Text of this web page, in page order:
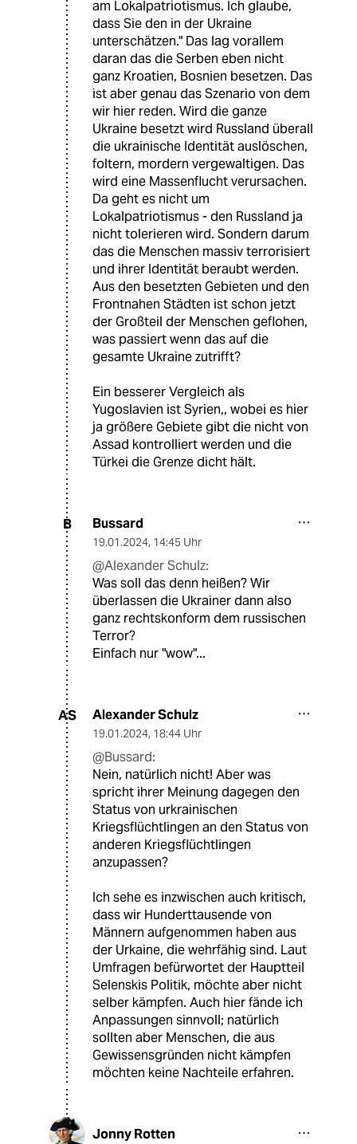
am Lokalpatriotismus. Ich glaube,
dass Sie den in der Ukraine
unterschätzen." Das lag vorallem
daran das die Serben eben nicht
ganz Kroatien, Bosnien besetzen. Das
ist aber genau das Szenario von dem
wir hier reden. Wird die ganze
Ukraine besetzt wird Russland überall
die ukrainische Identität auslöschen,
foltern, mordern vergewaltigen. Das
wird eine Massenflucht verursachen.
Da geht es nicht um
Lokalpatriotismus - den Russland ja
nicht tolerieren wird. Sondern darum
das die Menschen massiv terrorisiert
und ihrer Identität beraubt werden.
Aus den besetzten Gebieten und den
Frontnahen Städten ist schon jetzt
der Großteil der Menschen geflohen,
was passiert wenn das auf die
gesamte Ukraine zutrifft?
Ein besserer Vergleich als
Yugoslavien ist Syrien,, wobei es hier
ja größere Gebiete gibt die nicht von
Assad kontrolliert werden und die
Türkei die Grenze dicht hält.
B Bussard
19.01.2024, 14:45 Uhr
@Alexander Schulz:
Was soll das denn heißen? Wir
überlassen die Ukrainer dann also
ganz rechtskonform dem russischen
Terror?
Einfach nur "wow"...
AS Alexander Schulz
19.01.2024, 18:44 Uhr
@Bussard:
Nein, natürlich nicht! Aber was
spricht ihrer Meinung dagegen den
Status von urkrainischen
Kriegsflüchtlingen an den Status von
anderen Kriegsflüchtlingen
anzupassen?
Ich sehe es inzwischen auch kritisch,
dass wir Hunderttausende von
Männern aufgenommen haben aus
der Urkaine, die wehrfähig sind. Laut
Umfragen befürwortet der Hauptteil
Selenskis Politik, möchte aber nicht
selber kämpfen. Auch hier fände ich
Anpassungen sinnvoll; natürlich
sollten aber Menschen, die aus
Gewissensgründen nicht kämpfen
möchten keine Nachteile erfahren.
Jonny Rotten